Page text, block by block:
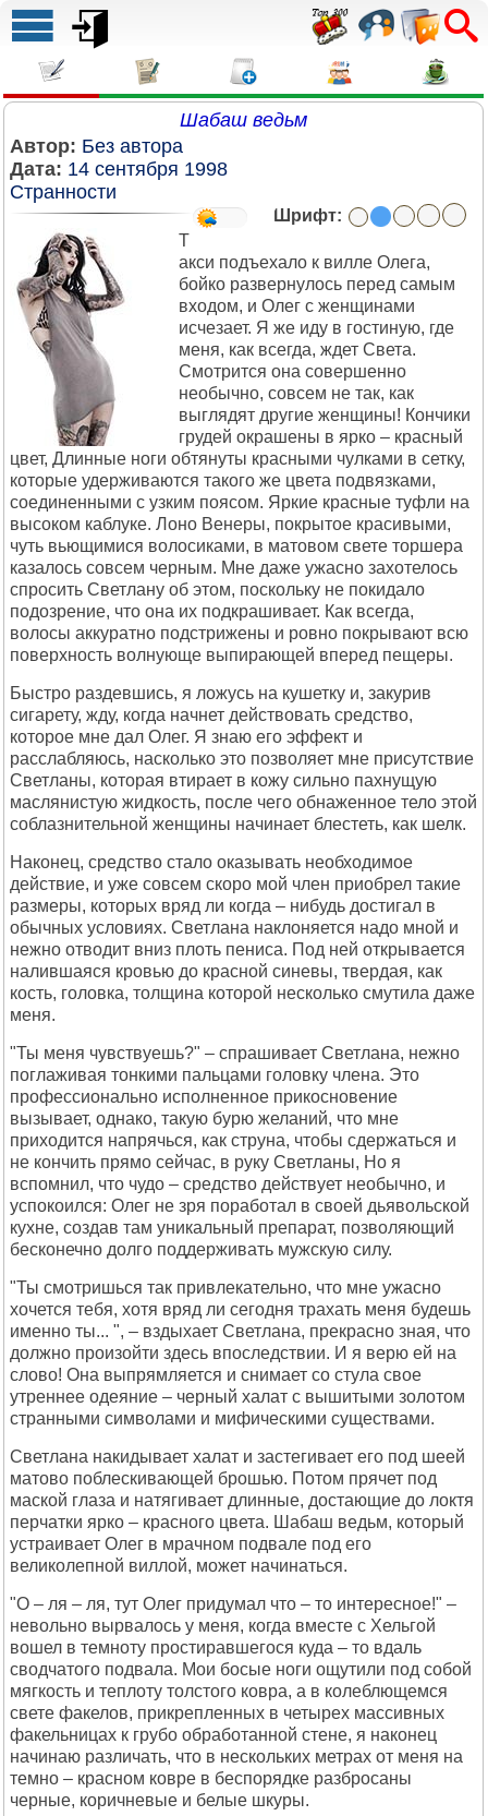
Шабаш ведьм
Автор: Без автора
Дата: 14 сентября 1998
Странности
Шрифт:
Т
акси подъехало к вилле Олега,
бойко развернулось перед самым
входом, и Олег с женщинами
исчезает. Я же иду в гостиную, где
меня, как всегда, ждет Света.
Смотрится она совершенно
необычно, совсем не так, как
выглядят другие женщины! Кончики
грудей окрашены в ярко – красный
цвет, Длинные ноги обтянуты красными чулками в сетку,
которые удерживаются такого же цвета подвязками,
соединенными с узким поясом. Яркие красные туфли на
высоком каблуке. Лоно Венеры, покрытое красивыми,
чуть вьющимися волосиками, в матовом свете торшера
казалось совсем черным. Мне даже ужасно захотелось
спросить Светлану об этом, поскольку не покидало
подозрение, что она их подкрашивает. Как всегда,
волосы аккуратно подстрижены и ровно покрывают всю
поверхность волнующе выпирающей вперед пещеры.
Быстро раздевшись, я ложусь на кушетку и, закурив
сигарету, жду, когда начнет действовать средство,
которое мне дал Олег. Я знаю его эффект и
расслабляюсь, насколько это позволяет мне присутствие
Светланы, которая втирает в кожу сильно пахнущую
маслянистую жидкость, после чего обнаженное тело этой
соблазнительной женщины начинает блестеть, как шелк.
Наконец, средство стало оказывать необходимое
действие, и уже совсем скоро мой член приобрел такие
размеры, которых вряд ли когда – нибудь достигал в
обычных условиях. Светлана наклоняется надо мной и
нежно отводит вниз плоть пениса. Под ней открывается
налившаяся кровью до красной синевы, твердая, как
кость, головка, толщина которой несколько смутила даже
меня.
"Ты меня чувствуешь?" – спрашивает Светлана, нежно
поглаживая тонкими пальцами головку члена. Это
профессионально исполненное прикосновение
вызывает, однако, такую бурю желаний, что мне
приходится напрячься, как струна, чтобы сдержаться и
не кончить прямо сейчас, в руку Светланы, Но я
вспомнил, что чудо – средство действует необычно, и
успокоился: Олег не зря поработал в своей дьявольской
кухне, создав там уникальный препарат, позволяющий
бесконечно долго поддерживать мужскую силу.
"Ты смотришься так привлекательно, что мне ужасно
хочется тебя, хотя вряд ли сегодня трахать меня будешь
именно ты... ", – вздыхает Светлана, прекрасно зная, что
должно произойти здесь впоследствии. И я верю ей на
слово! Она выпрямляется и снимает со стула свое
утреннее одеяние – черный халат с вышитыми золотом
странными символами и мифическими существами.
Светлана накидывает халат и застегивает его под шеей
матово поблескивающей брошью. Потом прячет под
маской глаза и натягивает длинные, достающие до локтя
перчатки ярко – красного цвета. Шабаш ведьм, который
устраивает Олег в мрачном подвале под его
великолепной виллой, может начинаться.
"О – ля – ля, тут Олег придумал что – то интересное!" –
невольно вырвалось у меня, когда вместе с Хельгой
вошел в темноту простиравшегося куда – то вдаль
сводчатого подвала. Мои босые ноги ощутили под собой
мягкость и теплоту толстого ковра, а в колеблющемся
свете факелов, прикрепленных в четырех массивных
факельницах к грубо обработанной стене, я наконец
начинаю различать, что в нескольких метрах от меня на
темно – красном ковре в беспорядке разбросаны
черные, коричневые и белые шкуры.